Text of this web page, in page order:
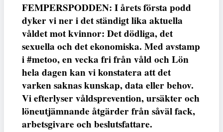
FEMPERSPODDEN: I årets första podd
dyker vi ner i det ständigt lika aktuella
våldet mot kvinnor: Det dödliga, det
sexuella och det ekonomiska. Med avstamp
i #metoo, en vecka fri från våld och Lön
hela dagen kan vi konstatera att det
varken saknas kunskap, data eller behov.
Vi efterlyser våldsprevention, ursäkter och
löneutjämnande åtgärder från såväl fack,
arbetsgivare och beslutsfattare.